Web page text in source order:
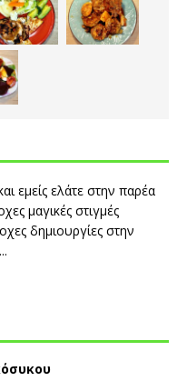
εμείς ελάτε στην παρέα
μαγικές στιγμές
δημιουργίες στην